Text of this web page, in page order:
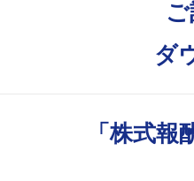
ダ
「株式